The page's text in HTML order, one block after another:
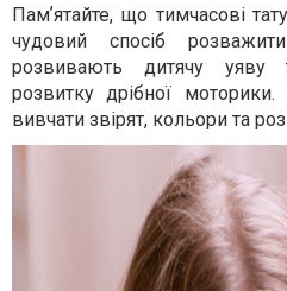
Памʼятайте, що тимчасові
чудовий спосіб
розвивають дитячу уяву
розвитку дрібної
вивчати звірят, кольори та